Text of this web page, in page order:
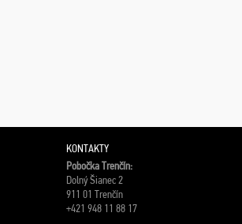
KONTAKTY
Pobočka Trenčín:
Dolný Šianec 2
911 01 Trenčín
+421 948 11 88 17